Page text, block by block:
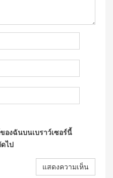
องฉันบนเบราว์เซอร์นี้
ไป